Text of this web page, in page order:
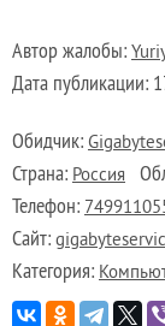
Автор жалобы:
Дата публикации:
Обидчик:
Страна: Россия
Телефон:
Сайт:
Категория: